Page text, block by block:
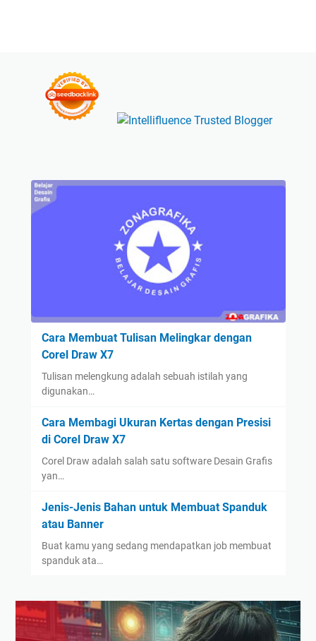
Cara Membuat Tulisan Melingkar dengan
Corel Draw X7
Tulisan melengkung adalah sebuah istilah yang
digunakan…
Cara Membagi Ukuran Kertas dengan Presisi
di Corel Draw X7
Corel Draw adalah salah satu software Desain Grafis
yan…
Jenis-Jenis Bahan untuk Membuat Spanduk
atau Banner
Buat kamu yang sedang mendapatkan job membuat
spanduk ata…